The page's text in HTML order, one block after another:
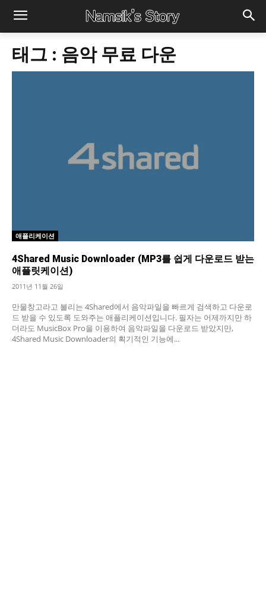
태그 : 음악 무료 다운
애플리케이션
4Shared Music Downloader (MP3를 쉽게 다운로드 받는
애플릿케이션)
2011년 11월 26일
만물창고라고 불리는 4Shared에서 음악파일을 빠르게 검색하고 다운로
드 받을 수 있도록 도와주는 애플리케이션입니다. 필자는 어제까지만 하
더라도 MusicBox Pro을 이용하여 음악파일을 다운로드 받았지만,
4Shared Music Downloader의 획기적인 기능에...